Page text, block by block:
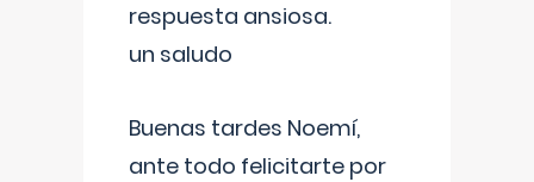
respuesta ansiosa.
un saludo
Buenas tardes Noemí,
ante todo felicitarte por